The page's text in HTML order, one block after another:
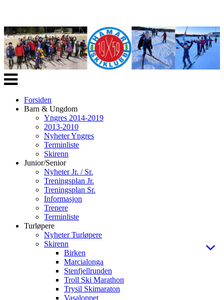
Veksle
navigasjon
Forsiden
Barn & Ungdom
Yngres 2014-2019
2013-2010
Nyheter Yngres
Terminliste
Skirenn
Junior/Senior
Nyheter Jr. / Sr.
Treningsplan Jr.
Treningsplan Sr.
Informasjon
Trenere
Terminliste
Turløpere
Nyheter Turløpere
Skirenn
Birken
Marcialonga
Stenfjellrunden
Troll Ski Marathon
Trysil Skimaraton
Vasaloppet